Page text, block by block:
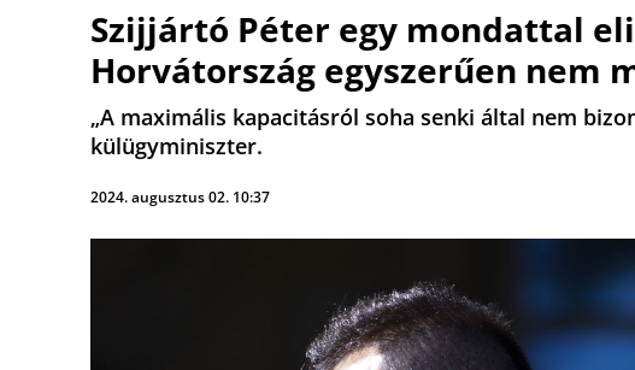
Szijjártó Péter egy mondattal
Horvátország egyszerűen nem
„A maximális kapacitásról soha senki által nem
külügyminiszter.
2024. augusztus 02. 10:37